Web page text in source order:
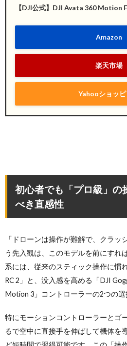
【DJI公式】DJI Avata 360 Motion
Amazon
楽天市場
Yahooショッ
初心者でも「プロ級」の
べき直感性
「ドローンは操作が難解で、クラッ
う先入観は、このモデルを前にすれ
系には、従来のスティック操作に慣
RC 2」と、没入感を高める「DJI
Motion 3」コントローラーの2つの選
特にモーションコントローラーとゴ
るで空中に直接手を伸ばして機体を